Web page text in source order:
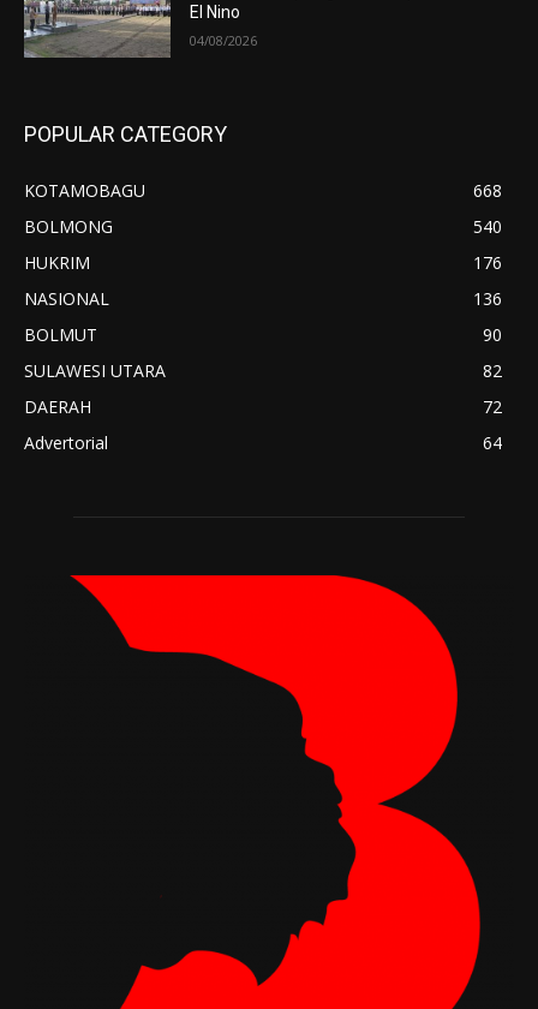
El Nino
04/08/2026
POPULAR CATEGORY
KOTAMOBAGU
668
BOLMONG
540
HUKRIM
176
NASIONAL
136
BOLMUT
90
SULAWESI UTARA
82
DAERAH
72
Advertorial
64